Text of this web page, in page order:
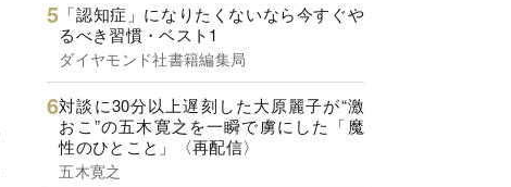
「認知症」になりたくないなら今すぐや
るべき習慣・ベスト1
ダイヤモンド社書籍編集局
対談に30分以上遅刻した大原麗子が“激
おこ”の五木寛之を一瞬で虜にした「魔
性のひとこと」〈再配信〉
五木寛之